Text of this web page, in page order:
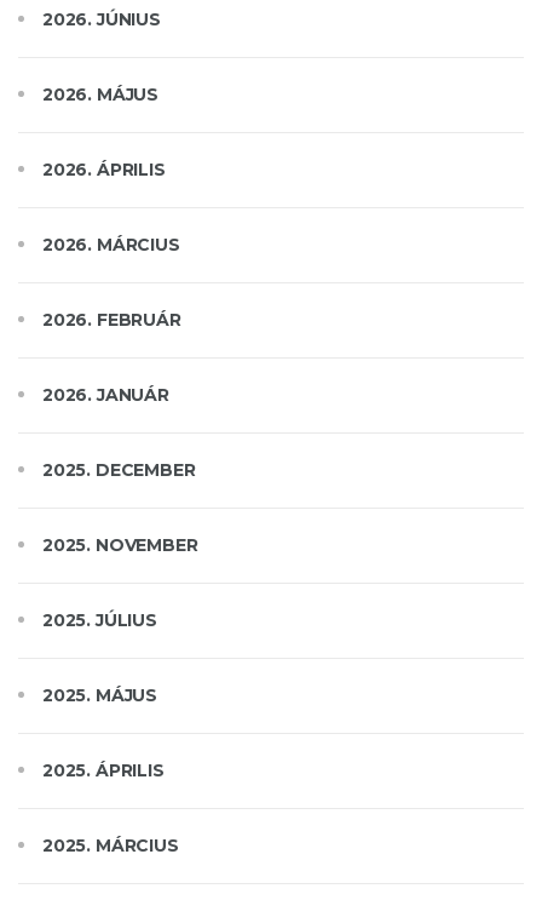
2026. JÚNIUS
2026. MÁJUS
2026. ÁPRILIS
2026. MÁRCIUS
2026. FEBRUÁR
2026. JANUÁR
2025. DECEMBER
2025. NOVEMBER
2025. JÚLIUS
2025. MÁJUS
2025. ÁPRILIS
2025. MÁRCIUS